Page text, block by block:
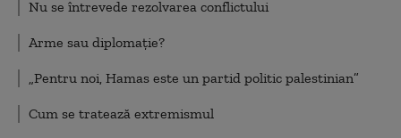
Nu se întrevede rezolvarea conflictului
Arme sau diplomație?
„Pentru noi, Hamas este un partid politic palestinian”
Cum se tratează extremismul